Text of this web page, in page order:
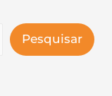
Pesquisar